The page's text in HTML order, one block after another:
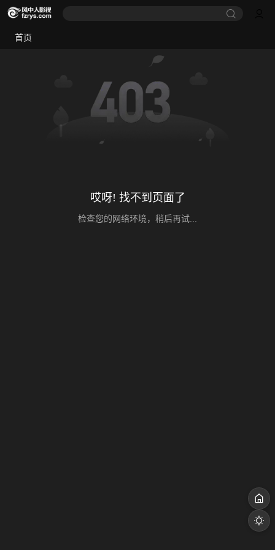
首页
哎呀! 找不到页面了
检查您的网络环境，稍后再试...